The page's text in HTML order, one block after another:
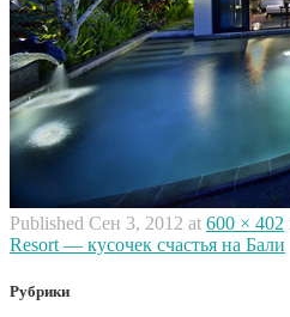
Published Сен 3, 2012 at 600 × 402
Resort — кусочек счастья на Бали
Рубрики